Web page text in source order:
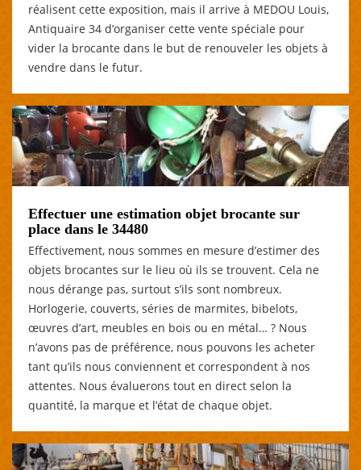
réalisent cette exposition, mais il arrive à MEDOU Louis,
Antiquaire 34 d’organiser cette vente spéciale pour
vider la brocante dans le but de renouveler les objets à
vendre dans le futur.
Effectuer une estimation objet brocante sur
place dans le 34480
Effectivement, nous sommes en mesure d’estimer des
objets brocantes sur le lieu où ils se trouvent. Cela ne
nous dérange pas, surtout s’ils sont nombreux.
Horlogerie, couverts, séries de marmites, bibelots,
œuvres d’art, meubles en bois ou en métal… ? Nous
n’avons pas de préférence, nous pouvons les acheter
tant qu’ils nous conviennent et correspondent à nos
attentes. Nous évaluerons tout en direct selon la
quantité, la marque et l’état de chaque objet.